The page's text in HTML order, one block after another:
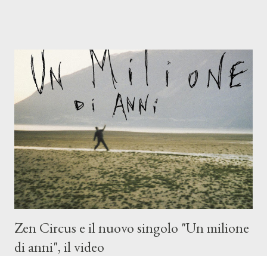
Dicevamo. Ed è da qui che il nostro inizia questo concept
musicale, con " Che ora è" , raccontando la separazione dalla
moglie, del senso di sconfitta e del caldo afoso che opprime,
giusta condizione di sopraffazione: "Non so che ora è, che giorno
è, di questa estate che...". E' raro fare uscire come singolo una
cover, ma...
Zen Circus e il nuovo singolo "Un milione
di anni", il video